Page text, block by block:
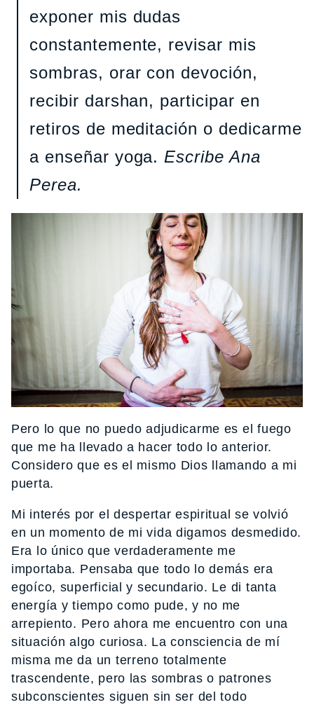
exponer mis dudas
constantemente, revisar mis
sombras, orar con devoción,
recibir darshan, participar en
retiros de meditación o dedicarme
a enseñar yoga. Escribe Ana
Perea.
Pero lo que no puedo adjudicarme es el fuego
que me ha llevado a hacer todo lo anterior.
Considero que es el mismo Dios llamando a mi
puerta.
Mi interés por el despertar espiritual se volvió
en un momento de mi vida digamos desmedido.
Era lo único que verdaderamente me
importaba. Pensaba que todo lo demás era
egoíco, superficial y secundario. Le di tanta
energía y tiempo como pude, y no me
arrepiento. Pero ahora me encuentro con una
situación algo curiosa. La consciencia de mí
misma me da un terreno totalmente
trascendente, pero las sombras o patrones
subconscientes siguen sin ser del todo